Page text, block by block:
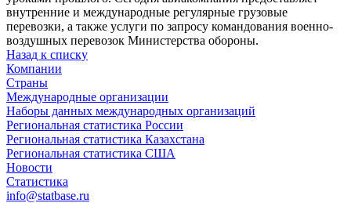
внутренние и международные регулярные грузовые
перевозки, а также услуги по запросу командования военно-
воздушных перевозок Министерства обороны.
Назад к списку
Компании
Страны
Международные организации
Наборы данных международных организаций
Региональная статистика России
Региональная статистика Казахстана
Региональная статистика США
Новости
Статистика
info@statbase.ru